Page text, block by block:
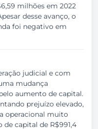
milhões em 2022
desse avanço, o
foi negativo em
judicial e com
mudança
aumento de capital.
prejuízo elevado,
operacional muito
capital de R$991,4